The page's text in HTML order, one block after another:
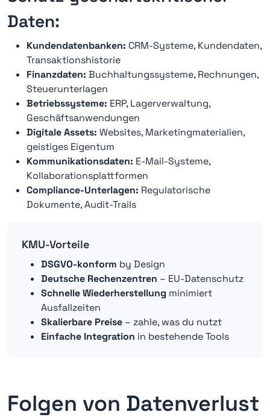
Daten:
Kundendatenbanken: CRM-Systeme, Kundendaten,
Transaktionshistorie
Finanzdaten: Buchhaltungssysteme, Rechnungen,
Steuerunterlagen
Betriebssysteme: ERP, Lagerverwaltung,
Geschäftsanwendungen
Digitale Assets: Websites, Marketingmaterialien,
geistiges Eigentum
Kommunikationsdaten: E-Mail-Systeme,
Kollaborationsplattformen
Compliance-Unterlagen: Regulatorische
Dokumente, Audit-Trails
KMU-Vorteile
DSGVO-konform by Design
Deutsche Rechenzentren – EU-Datenschutz
Schnelle Wiederherstellung minimiert
Ausfallzeiten
Skalierbare Preise – zahle, was du nutzt
Einfache Integration in bestehende Tools
Folgen von Datenverlust